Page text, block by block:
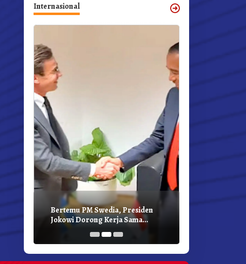
Internasional
Bertemu PM Swedia, Presiden
Jokowi Dorong Kerja Sama
Pembangunan Hijau